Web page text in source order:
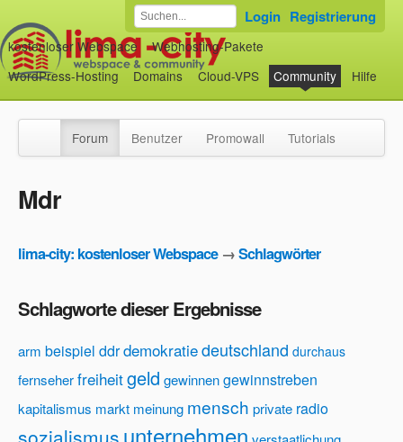
kostenloser Webspace
Webhosting-Pakete
WordPress-Hosting
Domains Cloud-VPS Community Hilfe
Login Registrierung
Forum Benutzer Promowall Tutorials
Mdr
lima-city: kostenloser Webspace→Schlagwörter
Schlagworte dieser Ergebnisse
arm beispiel ddrdemokratiedeutschland durchaus
fernseherfreiheitgeld gewinnengewinnstreben
kapitalismus markt meinung mensch private radio
unternehmen